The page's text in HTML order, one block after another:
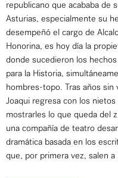
republicano que acababa de
Asturias, especialmente su
desempeñó el cargo de
Honorina, es hoy día la
donde sucedieron los
para la Historia,
hombres-topo. Tras años sin
Joaqui regresa con los
mostrarles lo que queda del
una compañía de teatro
dramática basada en los
que, por primera vez, salen a